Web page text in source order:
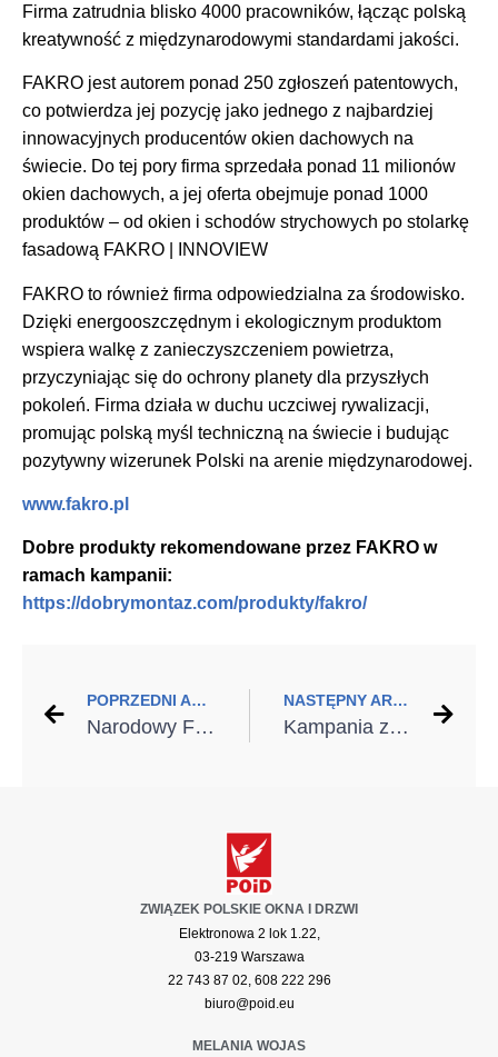
Firma zatrudnia blisko 4000 pracowników, łącząc polską
kreatywność z międzynarodowymi standardami jakości.
FAKRO jest autorem ponad 250 zgłoszeń patentowych,
co potwierdza jej pozycję jako jednego z najbardziej
innowacyjnych producentów okien dachowych na
świecie. Do tej pory firma sprzedała ponad 11 milionów
okien dachowych, a jej oferta obejmuje ponad 1000
produktów – od okien i schodów strychowych po stolarkę
fasadową FAKRO | INNOVIEW
FAKRO to również firma odpowiedzialna za środowisko.
Dzięki energooszczędnym i ekologicznym produktom
wspiera walkę z zanieczyszczeniem powietrza,
przyczyniając się do ochrony planety dla przyszłych
pokoleń. Firma działa w duchu uczciwej rywalizacji,
promując polską myśl techniczną na świecie i budując
pozytywny wizerunek Polski na arenie międzynarodowej.
www.fakro.pl
Dobre produkty rekomendowane przez FAKRO w
ramach kampanii:
https://dobrymontaz.com/produkty/fakro/
POPRZEDNI ARTYKUŁ
Narodowy Fundusz Ochrony Środowiska i Gospodarki Wodnej Patronem Honorowym kampanii
NASTĘPNY ARTYKUŁ
Kampania ze wsparciem GLASSOLUTIONS
ZWIĄZEK POLSKIE OKNA I DRZWI
Elektronowa 2 lok 1.22,
03-219 Warszawa
22 743 87 02, 608 222 296
biuro@poid.eu
MELANIA WOJAS